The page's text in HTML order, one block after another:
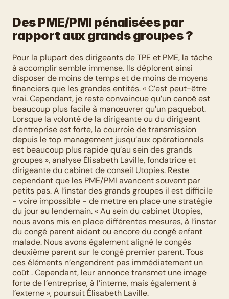
Des PME/PMI pénalisées par
rapport aux grands groupes ?
Pour la plupart des dirigeants de TPE et PME, la tâche
à accomplir semble immense. Ils déplorent ainsi
disposer de moins de temps et de moins de moyens
financiers que les grandes entités. « C’est peut-être
vrai. Cependant, je reste convaincue qu’un canoë est
beaucoup plus facile à manœuvrer qu’un paquebot.
Lorsque la volonté de la dirigeante ou du dirigeant
d'entreprise est forte, la courroie de transmission
depuis le top management jusqu’aux opérationnels
est beaucoup plus rapide qu’au sein des grands
groupes », analyse Élisabeth Laville, fondatrice et
dirigeante du cabinet de conseil Utopies. Reste
cependant que les PME/PMI avancent souvent par
petits pas. A l’instar des grands groupes il est difficile
- voire impossible - de mettre en place une stratégie
du jour au lendemain. « Au sein du cabinet Utopies,
nous avons mis en place différentes mesures, à l’instar
du congé parent aidant ou encore du congé enfant
malade. Nous avons également aligné le congés
deuxième parent sur le congé premier parent. Tous
ces éléments n’engendrent pas immédiatement un
coût . Cependant, leur annonce transmet une image
forte de l’entreprise, à l’interne, mais également à
l’externe », poursuit Élisabeth Laville.